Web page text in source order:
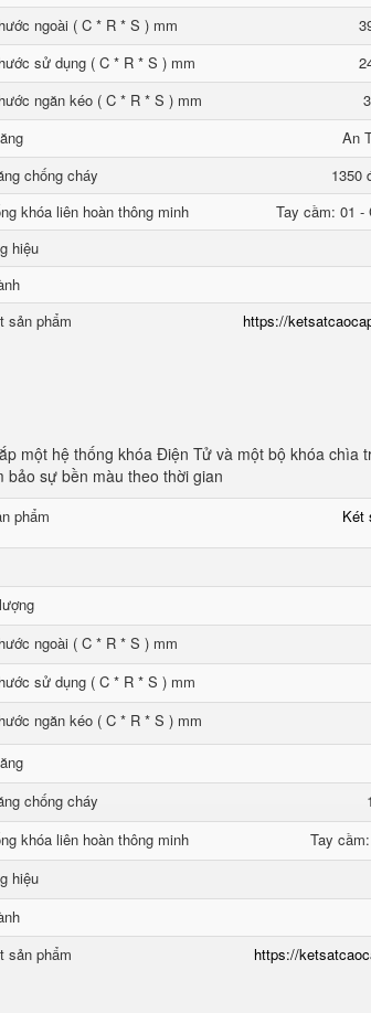
ngoài ( C * R * S ) mm
sử dụng ( C * R * S ) mm
ngăn kéo ( C * R * S ) mm
An
chống cháy
1350
khóa liên hoàn thông minh
Tay cầm: 01 -
hiệu
sản phẩm
https://
một hệ thống khóa Điện Tử và một bộ khóa chìa
sự bền màu theo thời gian
phẩm Két
ngoài ( C * R * S ) mm
sử dụng ( C * R * S ) mm
ngăn kéo ( C * R * S ) mm
chống cháy
khóa liên hoàn thông minh
Tay
hiệu
sản phẩm
https://